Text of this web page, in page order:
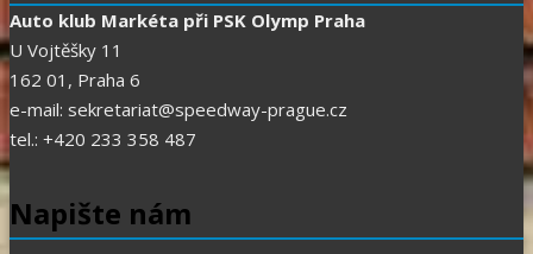
Auto klub Markéta při PSK Olymp Praha
U Vojtěšky 11
162 01, Praha 6
e-mail: sekretariat@speedway-prague.cz
tel.: +420 233 358 487
Napište nám